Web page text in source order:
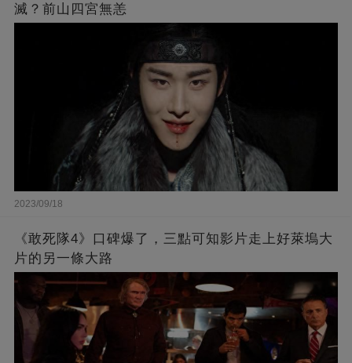
滅？前山四宮無恙
2023/09/18
《敢死隊4》口碑爆了，三點可知影片走上好萊塢大
片的另一條大路